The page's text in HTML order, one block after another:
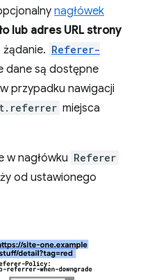
nagłówek
lub adres URL strony
żądanie. Referer-
dane są dostępne
przypadku nawigacji
miejsca
w nagłówku Referer
od ustawionego